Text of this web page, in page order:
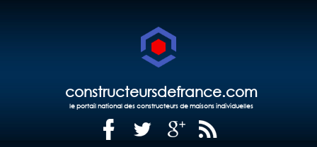
constructeursdefrance.com
le portail national des constructeurs de maisons individuelles